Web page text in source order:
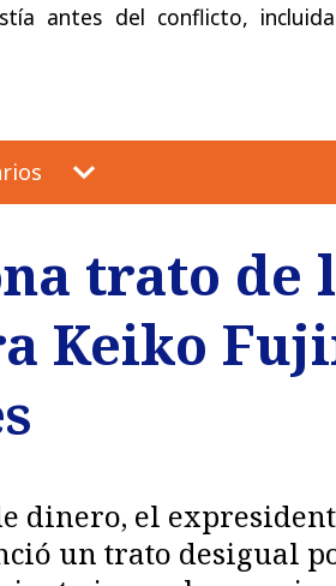
antes del conflicto,
trato de
Keiko
dinero, el
un trato desigual